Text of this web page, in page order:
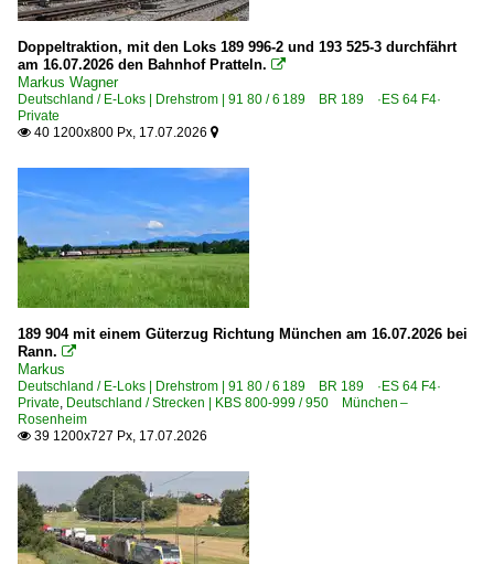
Bonn
Bonn-Bad Godesberg
Bonn-Mehlem
Brehna
Bremen Hbf ·HB·
Buggingen
Dedensen-Gümmer
Dillingen (Saar)
Dortmund (sonstige)
Dresden (sonstige)
Dresden Hbf ·DH·
Doppeltraktion, mit den Loks 189 996-2 und 193 525-3 durchfährt
am 16.07.2026 den Bahnhof Pratteln. 
Markus Wagner
Deutschland / E-Loks | Drehstrom | 91 80 / 6 189 BR 189 ·ES 64 F4·
Private
 40 1200x800 Px, 17.07.2026 
189 904 mit einem Güterzug Richtung München am 16.07.2026 bei
Rann. 
Markus
Deutschland / E-Loks | Drehstrom | 91 80 / 6 189 BR 189 ·ES 64 F4·
Private, Deutschland / Strecken | KBS 800-999 / 950 München –
Rosenheim
 39 1200x727 Px, 17.07.2026